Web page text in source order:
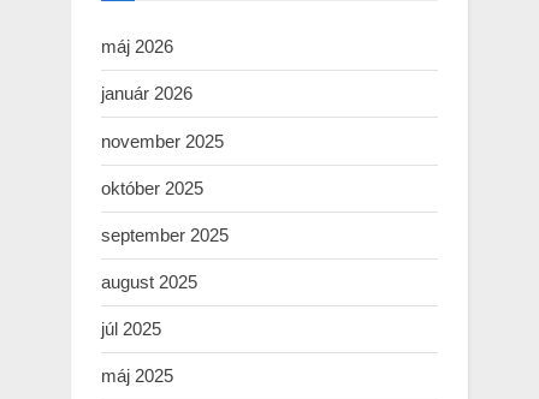
máj 2026
január 2026
november 2025
október 2025
september 2025
august 2025
júl 2025
máj 2025